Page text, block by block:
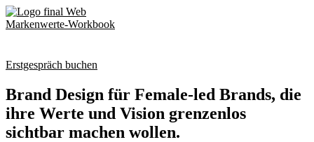
Markenwerte-Workbook
Erstgespräch buchen
Brand Design für Female-led Brands, die
ihre Werte und Vision grenzenlos
sichtbar machen wollen.